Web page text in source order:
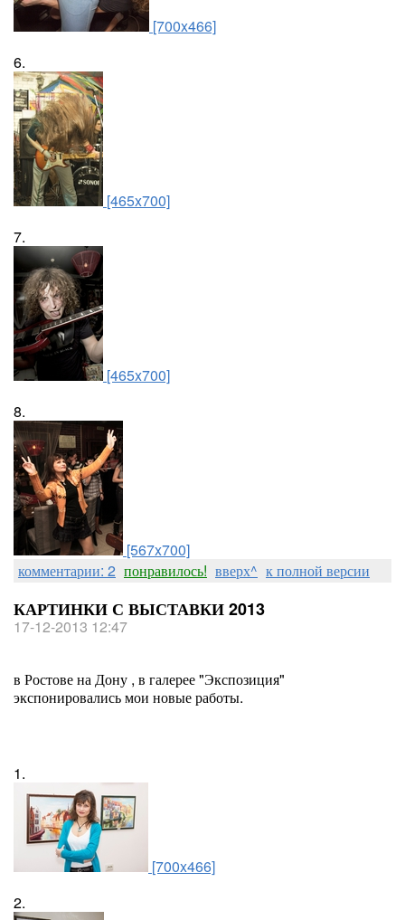
[700x466]
6.
[465x700]
7.
[465x700]
8.
[567x700]
комментарии: 2 понравилось! вверх^ к полной версии
КАРТИНКИ С ВЫСТАВКИ 2013
17-12-2013 12:47
в Ростове на Дону , в галерее "Экспозиция"
экспонировались мои новые работы.
1.
[700x466]
2.